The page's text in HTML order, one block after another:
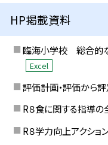
HP掲載資料
臨海小学校 総合的
Excel
評価計画・評価から
R８食に関する指導
R８学力向上アクショ